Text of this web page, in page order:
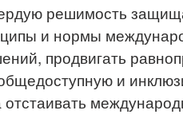
решимость
и нормы
продвигать
и